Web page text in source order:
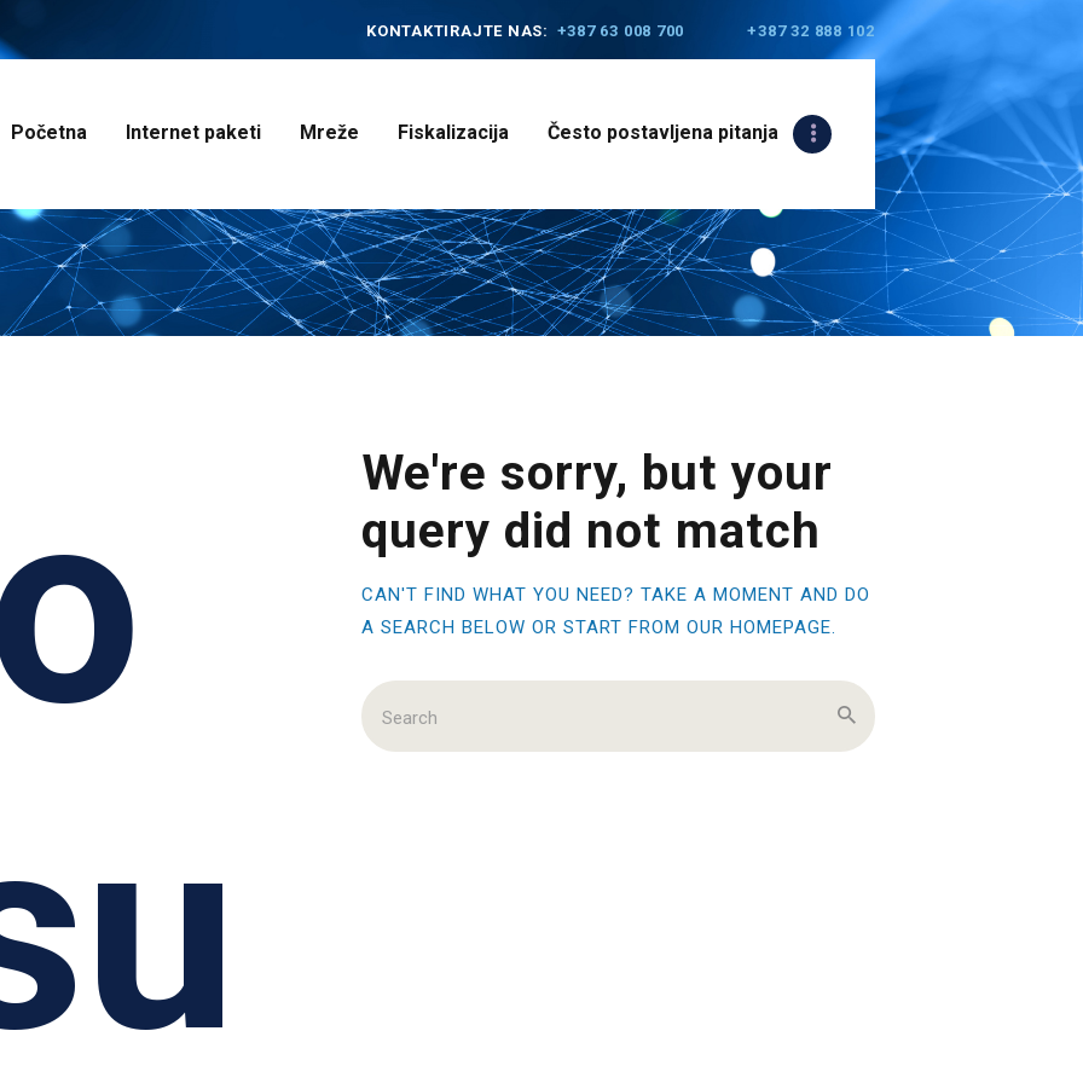
KONTAKTIRAJTE NAS: +387 63 008 700 +387 32 888 102
Početna Internet paketi Mreže Fiskalizacija Često postavljena pitanja
MREŽE
FISKALIZACIJA
ČESTO POSTAVLJENA
PITANJA
We're sorry, but your
query did not match
CAN'T FIND WHAT YOU NEED? TAKE A MOMENT AND DO
A SEARCH BELOW OR START FROM OUR HOMEPAGE.